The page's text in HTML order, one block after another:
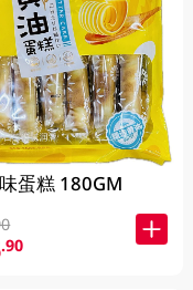
蛋糕 180GM
.90